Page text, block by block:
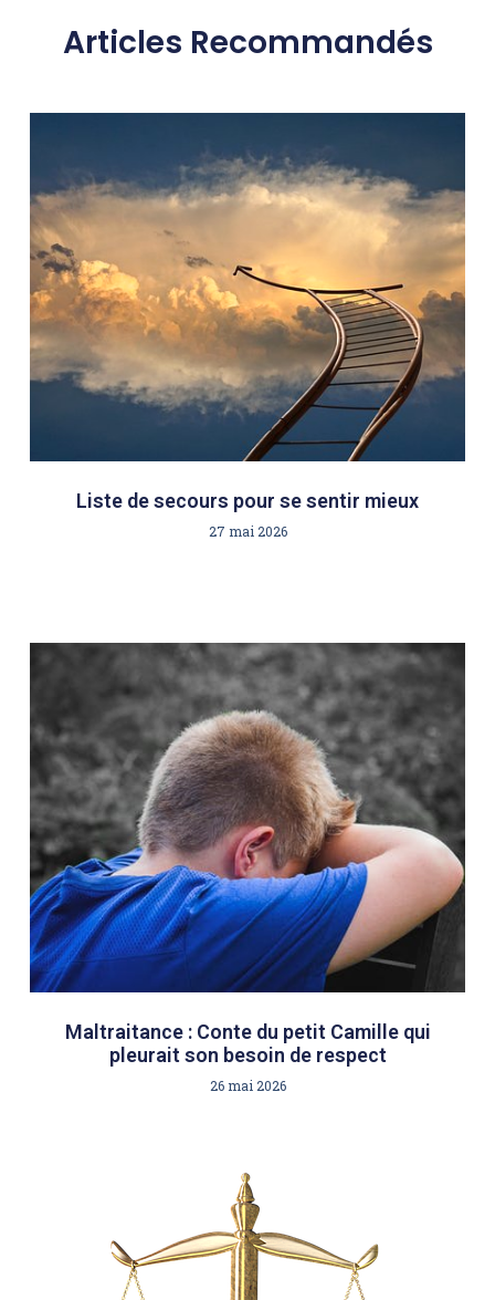
Articles Recommandés
Liste de secours pour se sentir mieux
27 mai 2026
Maltraitance : Conte du petit Camille qui
pleurait son besoin de respect
26 mai 2026